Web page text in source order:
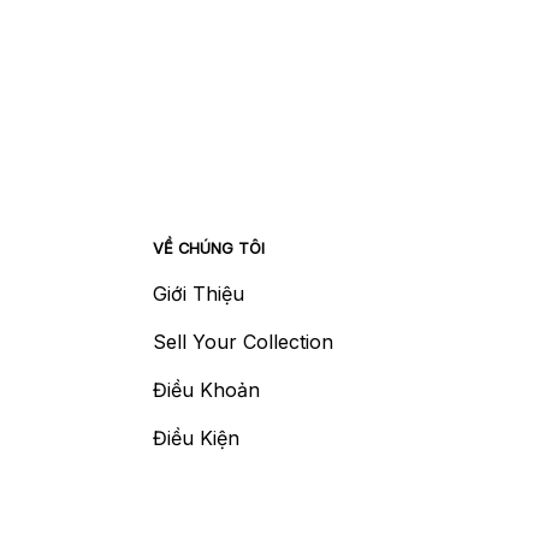
VỀ CHÚNG TÔI
Giới Thiệu
Sell Your Collection
Điều Khoản
Điều Kiện